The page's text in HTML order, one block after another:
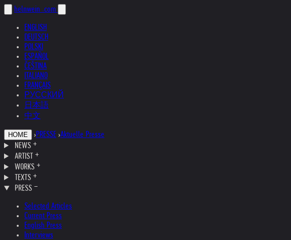
helnwein .com
ENGLISH
DEUTSCH
POLSKI
ESPAÑOL
ČEŠTINA
ITALIANO
FRANÇAIS
РУССКИЙ
日本語
中文
HOME ›PRESSE ›Aktuelle Presse
NEWS
ARTIST
WORKS
TEXTS
PRESS
Selected Articles
Current Press
English Press
Interviews